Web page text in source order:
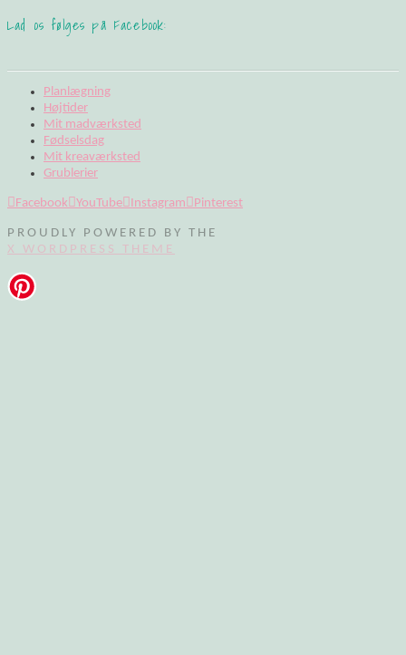
Lad os følges på Facebook:
Planlægning
Højtider
Mit madværksted
Fødselsdag
Mit kreaværksted
Grublerier
Facebook YouTube Instagram Pinterest
PROUDLY POWERED BY THE
X WORDPRESS THEME